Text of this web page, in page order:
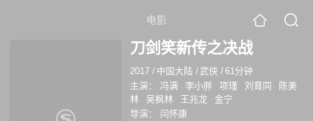
电影
刀剑笑新传之决战
2017 / 中国大陆 / 武侠 /61分钟
主演：
冯满 李小胖 项瑾 刘育同
陈美
林
吴枫林 王兆龙
金宁
导演：
闫怀康